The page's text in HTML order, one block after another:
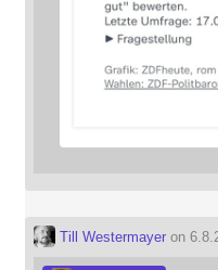
Till Westermayeron